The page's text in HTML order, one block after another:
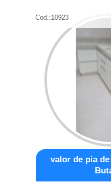
Cod.:10923
valor de pia